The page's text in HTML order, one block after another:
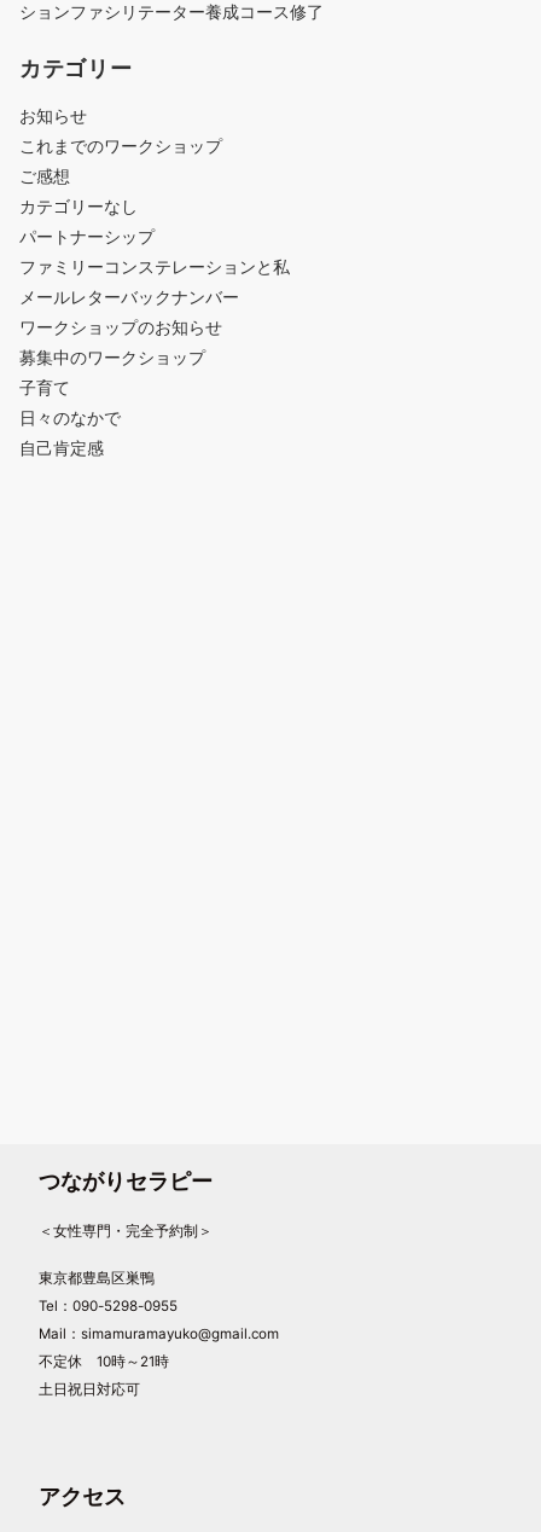
ションファシリテーター養成コース修了
カテゴリー
お知らせ
これまでのワークショップ
ご感想
カテゴリーなし
パートナーシップ
ファミリーコンステレーションと私
メールレターバックナンバー
ワークショップのお知らせ
募集中のワークショップ
子育て
日々のなかで
自己肯定感
つながりセラピー
＜女性専門・完全予約制＞
東京都豊島区巣鴨
Tel：090-5298-0955
Mail：simamuramayuko@gmail.com
不定休 10時～21時
土日祝日対応可
アクセス